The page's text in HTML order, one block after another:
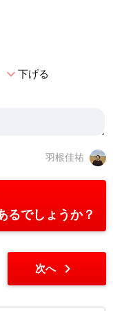
expand_more下げる
羽根佳祐
るでしょうか？
次へ chevron_right